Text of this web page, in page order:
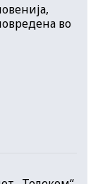
во